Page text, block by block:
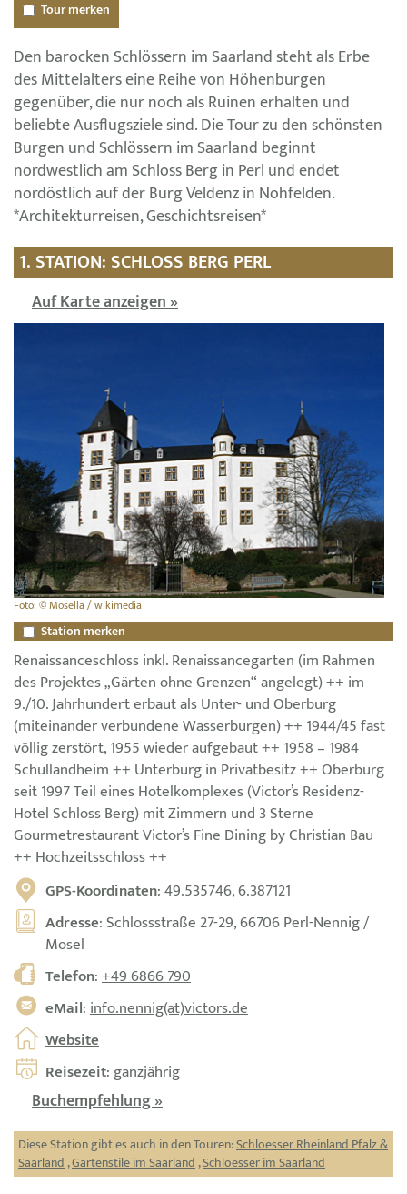
Tour merken
Den barocken Schlössern im Saarland steht als Erbe
des Mittelalters eine Reihe von Höhenburgen
gegenüber, die nur noch als Ruinen erhalten und
beliebte Ausflugsziele sind. Die Tour zu den schönsten
Burgen und Schlössern im Saarland beginnt
nordwestlich am Schloss Berg in Perl und endet
nordöstlich auf der Burg Veldenz in Nohfelden.
*Architekturreisen, Geschichtsreisen*
1. STATION: SCHLOSS BERG PERL
Auf Karte anzeigen »
Foto: © Mosella / wikimedia
Station merken
Renaissanceschloss inkl. Renaissancegarten (im Rahmen
des Projektes „Gärten ohne Grenzen“ angelegt) ++ im
9./10. Jahrhundert erbaut als Unter- und Oberburg
(miteinander verbundene Wasserburgen) ++ 1944/45 fast
völlig zerstört, 1955 wieder aufgebaut ++ 1958 – 1984
Schullandheim ++ Unterburg in Privatbesitz ++ Oberburg
seit 1997 Teil eines Hotelkomplexes (Victor’s Residenz-
Hotel Schloss Berg) mit Zimmern und 3 Sterne
Gourmetrestaurant Victor’s Fine Dining by Christian Bau
++ Hochzeitsschloss ++
GPS-Koordinaten: 49.535746, 6.387121
Adresse: Schlossstraße 27-29, 66706 Perl-Nennig /
Mosel
Telefon:+49 6866 790
eMail:info.nennig(at)victors.de
Website
Reisezeit: ganzjährig
Buchempfehlung »
Diese Station gibt es auch in den Touren:Schloesser Rheinland Pfalz &
Saarland,Gartenstile im Saarland,Schloesser im Saarland